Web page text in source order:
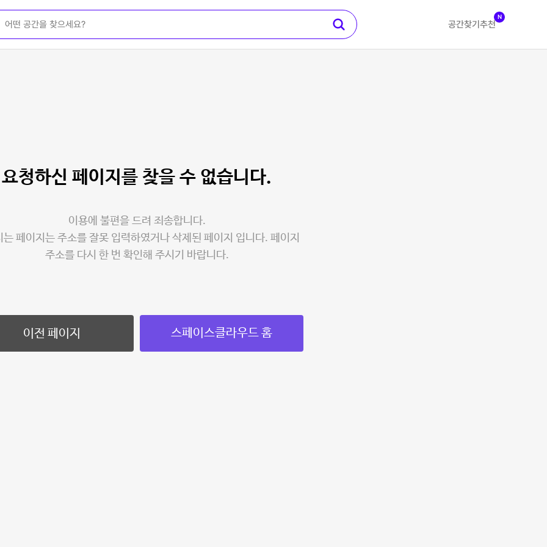
공간찾기 추천
N
요청하신 페이지를 찾을 수 없습니다.
이용에 불편을 드려 죄송합니다.
는 페이지는 주소를 잘못 입력하였거나 삭제된 페이지 입니다. 페이지
주소를 다시 한 번 확인해 주시기 바랍니다.
이전 페이지 스페이스클라우드 홈